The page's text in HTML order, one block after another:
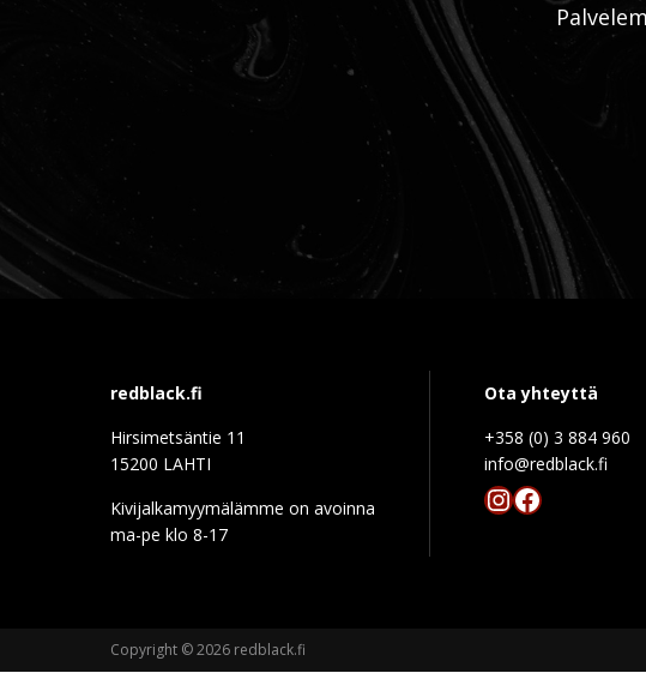
redblack.fi
Hirsimetsäntie 11
15200 LAHTI
Kivijalkamyymälämme on avoinna
ma-pe klo 8-17
Ota yhteyttä
+358 (0) 3 884 960
info@redblack.f
Instagram
Facebook
Copyright © 2026 redblack.fi